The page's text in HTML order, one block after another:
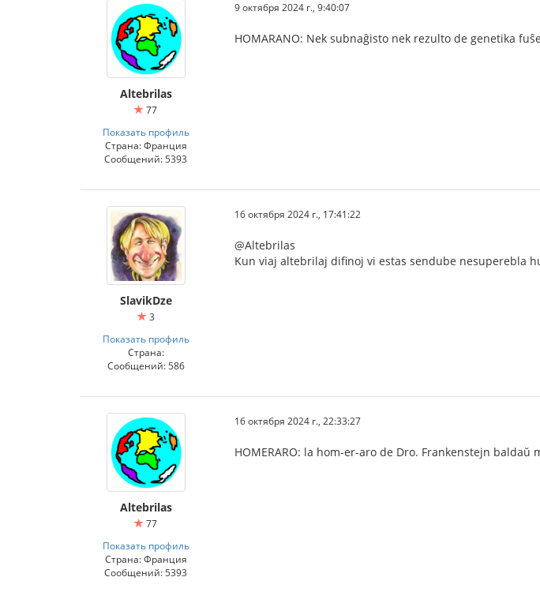
Altebrilas
77
Показать профиль
Страна: Франция
Сообщений: 5393
9 октября 2024 г., 9:40:07
HOMARANO: Nek subnaĝisto nek rezulto de genetika
SlavikDze
3
Показать профиль
Страна:
Сообщений: 586
16 октября 2024 г., 17:41:22
@Altebrilas
Kun viaj altebrilaj difinoj vi estas sendube nesuperebla
Altebrilas
77
Показать профиль
Страна: Франция
Сообщений: 5393
16 октября 2024 г., 22:33:27
HOMERARO: la hom-er-aro de Dro. Frankenstejn baldaŭ